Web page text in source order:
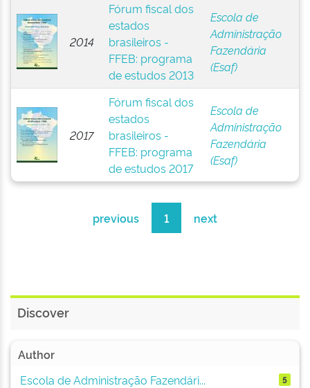
2014
Fórum fiscal dos
estados
brasileiros -
FFEB: programa
de estudos 2013
Escola de
Administração
Fazendária
(Esaf)
2017
Fórum fiscal dos
estados
brasileiros -
FFEB: programa
de estudos 2017
Escola de
Administração
Fazendária
(Esaf)
previous 1 next
Discover
Author
Escola de Administração Fazendári...
5